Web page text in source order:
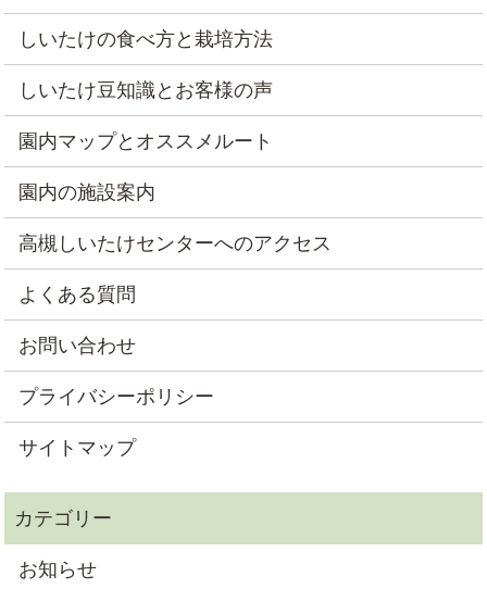
しいたけの食べ方と栽培方法
しいたけ豆知識とお客様の声
園内マップとオススメルート
園内の施設案内
高槻しいたけセンターへのアクセス
よくある質問
お問い合わせ
プライバシーポリシー
サイトマップ
お知らせ